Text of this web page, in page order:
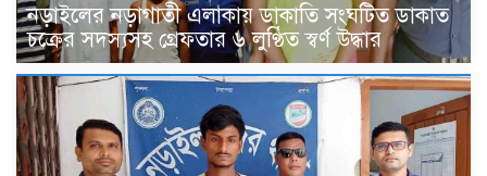
নড়াইলের নড়াগাতী এলাকায় ডাকাতি সংঘটিত ডাকাত
চক্রের সদস্যসহ গ্রেফতার ৬ লুণ্ঠিত স্বর্ণ উদ্ধার